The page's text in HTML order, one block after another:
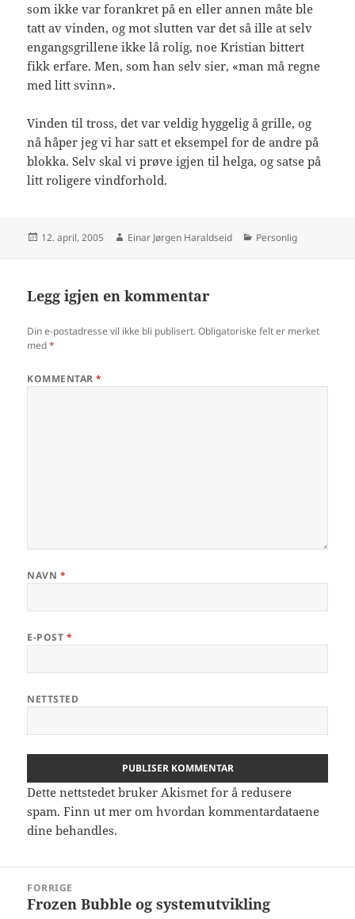
som ikke var forankret på en eller annen måte ble
tatt av vinden, og mot slutten var det så ille at selv
engangsgrillene ikke lå rolig, noe Kristian bittert
fikk erfare. Men, som han selv sier, «man må regne
med litt svinn».
Vinden til tross, det var veldig hyggelig å grille, og
nå håper jeg vi har satt et eksempel for de andre på
blokka. Selv skal vi prøve igjen til helga, og satse på
litt roligere vindforhold.
Publisert
12. april, 2005 Forfatter
Einar Jørgen Haraldseid Kategorier
Personlig
Legg igjen en kommentar
Din e-postadresse vil ikke bli publisert. Obligatoriske felt er merket
med*
KOMMENTAR*
NAVN *
E-POST *
NETTSTED
Dette nettstedet bruker Akismet for å redusere
spam.Finn ut mer om hvordan kommentardataene
dine behandles.
FORRIGE
Forrige
Frozen Bubble og systemutvikling